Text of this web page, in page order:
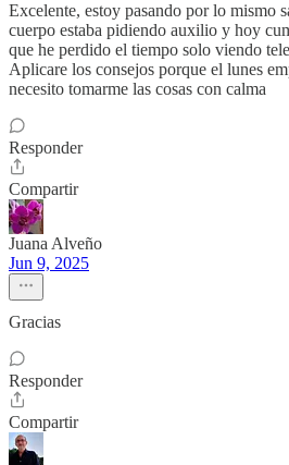
Excelente, estoy pasando por lo mismo
cuerpo estaba pidiendo auxilio y hoy
que he perdido el tiempo solo viendo
Aplicare los consejos porque el lunes
necesito tomarme las cosas con calma
Responder
Compartir
Juana Alveño
Jun 9, 2025
Gracias
Responder
Compartir